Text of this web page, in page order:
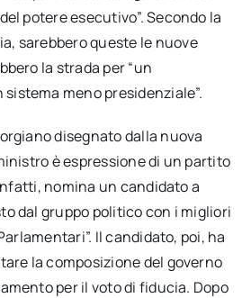
potere esecutivo”. Secondo la
sarebbero queste le nuove
la strada per “un
meno presidenziale”.
disegnato dalla nuova
è espressione di un partito
nomina un candidato a
dal gruppo politico con i migliori
Il candidato, poi, ha
la composizione del governo
per il voto di fiducia. Dopo